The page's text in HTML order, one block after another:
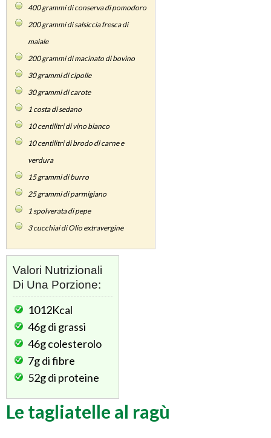
400grammi di conserva di pomodoro
200grammi di salsiccia fresca di
maiale
200grammi di macinato di bovino
30grammi di cipolle
30grammi di carote
1 costa di sedano
10centilitri di vino bianco
10centilitri di brodo di carne e
verdura
15grammi di burro
25grammi di parmigiano
1spolverata di pepe
3cucchiai di Olio extravergine
Valori Nutrizionali
Di Una Porzione:
1012Kcal
46gdi grassi
46gcolesterolo
7gdi fibre
52gdi proteine
Le tagliatelle al ragù